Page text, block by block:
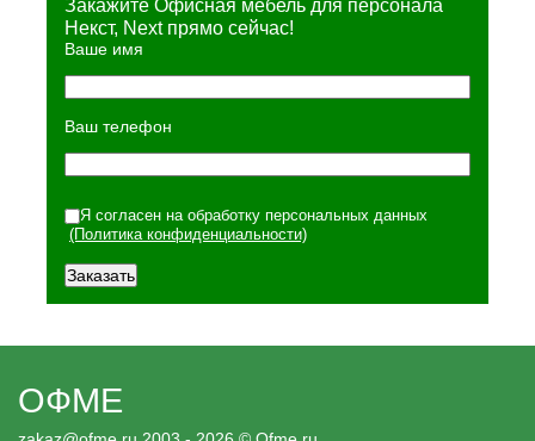
Закажите Офисная мебель для персонала
Некст, Next прямо сейчас!
Ваше имя
Ваш телефон
Я согласен на обработку персональных данных
(Политика конфиденциальности)
ОФМЕ